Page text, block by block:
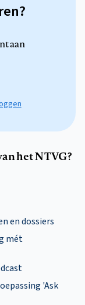
aan
het NTVG?
en dossiers
mét
'Ask